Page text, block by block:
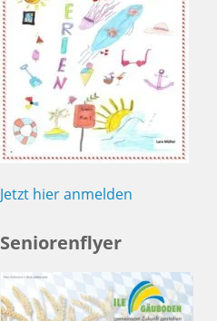
Jetzt hier anmelden
Seniorenflyer